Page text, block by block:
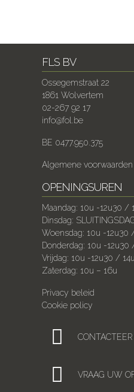
FLS BV
Ossegemstraat 22
1861 Wolvertem
02-267 92 17
info@fol.be
BE 0477.950.375
Algemene voorwaarden
OPENINGSUREN
Maandag: 10u -12u30 /
Dinsdag:
Woensdag: 10u -12u30
Donderdag: 10u -12u30
Vrijdag: 10u -12u30 /
Zaterdag: 10u – 16u
Privacy beleid
Cookie policy
VRAAG UW